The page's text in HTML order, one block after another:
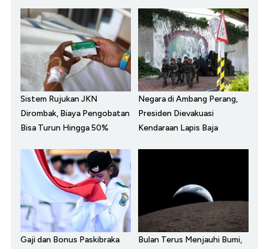
Sistem Rujukan JKN
Dirombak, Biaya Pengobatan
Bisa Turun Hingga 50%
Negara di Ambang Perang,
Presiden Dievakuasi
Kendaraan Lapis Baja
Gaji dan Bonus Paskibraka
Bulan Terus Menjauhi Bumi,